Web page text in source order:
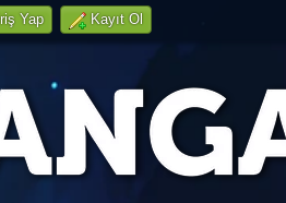
Yap Kayıt Ol